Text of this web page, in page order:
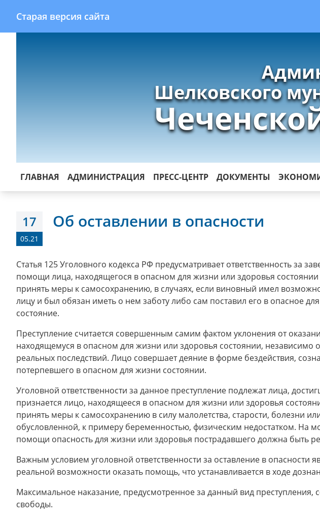
Старая версия сайта
Шелковского
ГЛАВНАЯ АДМИНИСТРАЦИЯ ПРЕСС-ЦЕНТР ДОКУМЕНТЫ
17
05.21
Об оставлении в опасности
Статья 125 Уголовного кодекса РФ предусматривает ответственность за
помощи лица, находящегося в опасном для жизни или здоровья
принять меры к самосохранению, в случаях, если виновный имел
лицу и был обязан иметь о нем заботу либо сам поставил его в опасное
состояние.
Преступление считается совершенным самим фактом уклонения от
находящемуся в опасном для жизни или здоровья состоянии, независимо
реальных последствий. Лицо совершает деяние в форме бездействия,
потерпевшего в опасном для жизни состоянии.
Уголовной ответственности за данное преступление подлежат лица,
признается лицо, находящееся в опасном для жизни или здоровья
принять меры к самосохранению в силу малолетства, старости, болезни
обусловленной, к примеру беременностью, физическим недостатком. На
помощи опасность для жизни или здоровья пострадавшего должна быть
Важным условием уголовной ответственности за оставление в опасности
реальной возможности оказать помощь, что устанавливается в ходе
Максимальное наказание, предусмотренное за данный вид преступления,
свободы.